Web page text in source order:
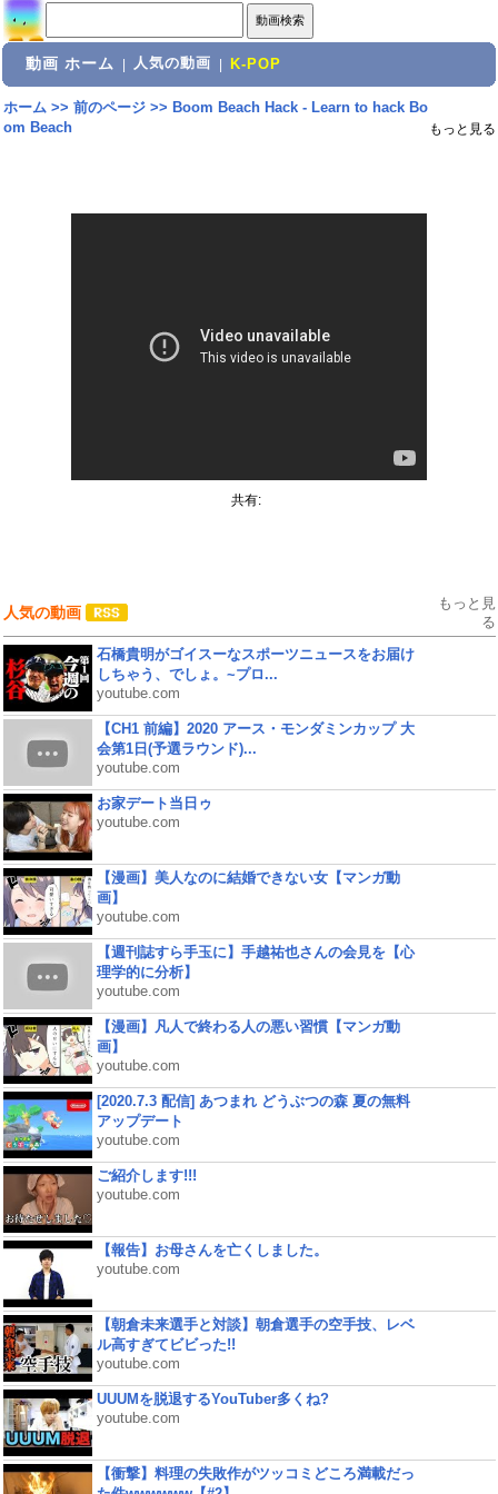
動画 ホーム 人気の動画 K-POP
ホーム>> 前のページ>> Boom Beach Hack - Learn to hack Bo
om Beach
もっと見る
共有:
人気の動画
もっと見
る
石橋貴明がゴイスーなスポーツニュースをお届け
しちゃう、でしょ。~プロ...
youtube.com
【CH1 前編】2020 アース・モンダミンカップ 大
会第1日(予選ラウンド)...
youtube.com
お家デート当日ゥ
youtube.com
【漫画】美人なのに結婚できない女【マンガ動
画】
youtube.com
【週刊誌すら手玉に】手越祐也さんの会見を【心
理学的に分析】
youtube.com
【漫画】凡人で終わる人の悪い習慣【マンガ動
画】
youtube.com
[2020.7.3 配信] あつまれ どうぶつの森 夏の無料
アップデート
youtube.com
ご紹介します!!!
youtube.com
【報告】お母さんを亡くしました。
youtube.com
【朝倉未来選手と対談】朝倉選手の空手技、レベ
ル高すぎてビビった!!
youtube.com
UUUMを脱退するYouTuber多くね?
youtube.com
【衝撃】料理の失敗作がツッコミどころ満載だっ